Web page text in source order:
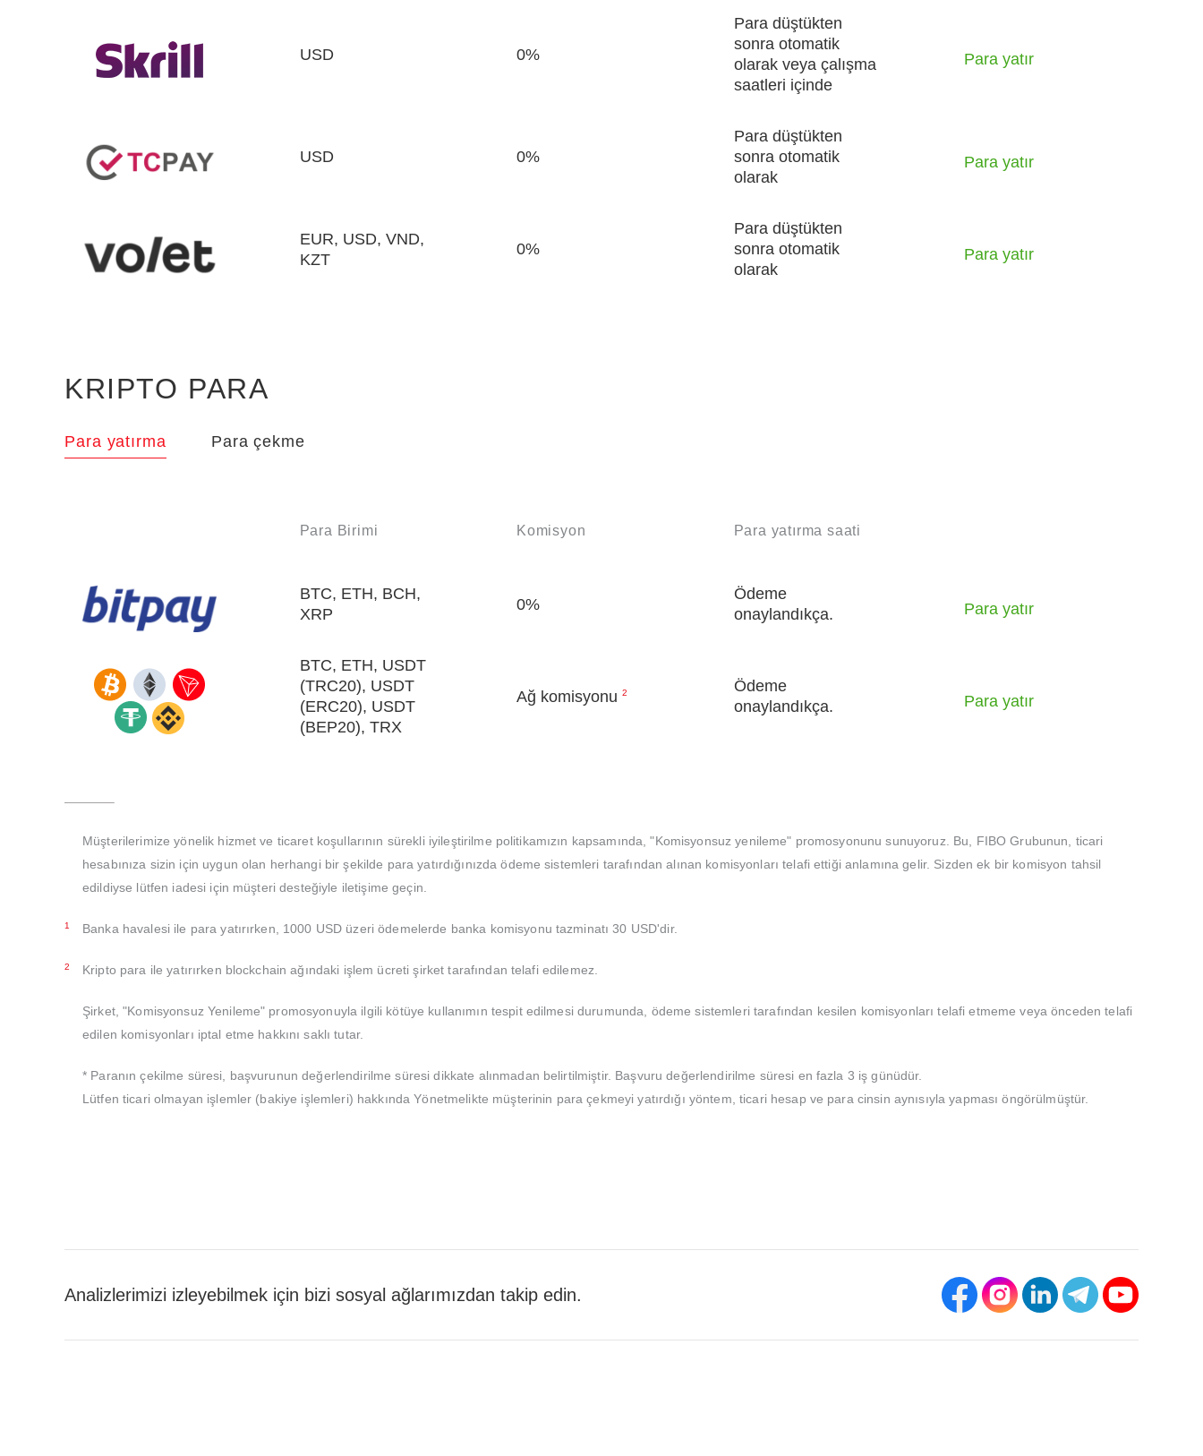
USD 0%
Para düştükten
sonra otomatik
olarak veya çalışma
saatleri içinde
Para yatır
USD 0%
Para düştükten
sonra otomatik
olarak
Para yatır
EUR, USD, VND,
KZT
0%
Para düştükten
sonra otomatik
olarak
Para yatır
KRIPTO PARA
Para yatırma Para çekme
Para Birimi Komisyon Para yatırma saati
BTC, ETH, BCH,
XRP
0%
Ödeme
onaylandıkça.
Para yatır
BTC, ETH, USDT
(TRC20), USDT
(ERC20), USDT
(BEP20), TRX
Ağ komisyonu 2
Ödeme
onaylandıkça.
Para yatır
Müşterilerimize yönelik hizmet ve ticaret koşullarının sürekli iyileştirilme politikamızın kapsamında, "Komisyonsuz yenileme" promosyonunu sunuyoruz. Bu, FIBO Grubunun, ticari
hesabınıza sizin için uygun olan herhangi bir şekilde para yatırdığınızda ödeme sistemleri tarafından alınan komisyonları telafi ettiği anlamına gelir. Sizden ek bir komisyon tahsil
edildiyse lütfen iadesi için müşteri desteğiyle iletişime geçin.
1 Banka havalesi ile para yatırırken, 1000 USD üzeri ödemelerde banka komisyonu tazminatı 30 USD'dir.
2 Kripto para ile yatırırken blockchain ağındaki işlem ücreti şirket tarafından telafi edilemez.
Şirket, "Komisyonsuz Yenileme" promosyonuyla ilgili kötüye kullanımın tespit edilmesi durumunda, ödeme sistemleri tarafından kesilen komisyonları telafi etmeme veya önceden telafi
edilen komisyonları iptal etme hakkını saklı tutar.
* Paranın çekilme süresi, başvurunun değerlendirilme süresi dikkate alınmadan belirtilmiştir. Başvuru değerlendirilme süresi en fazla 3 iş günüdür.
Lütfen ticari olmayan işlemler (bakiye işlemleri) hakkında Yönetmelikte müşterinin para çekmeyi yatırdığı yöntem, ticari hesap ve para cinsin aynısıyla yapması öngörülmüştür.
Analizlerimizi izleyebilmek için bizi sosyal ağlarımızdan takip edin.